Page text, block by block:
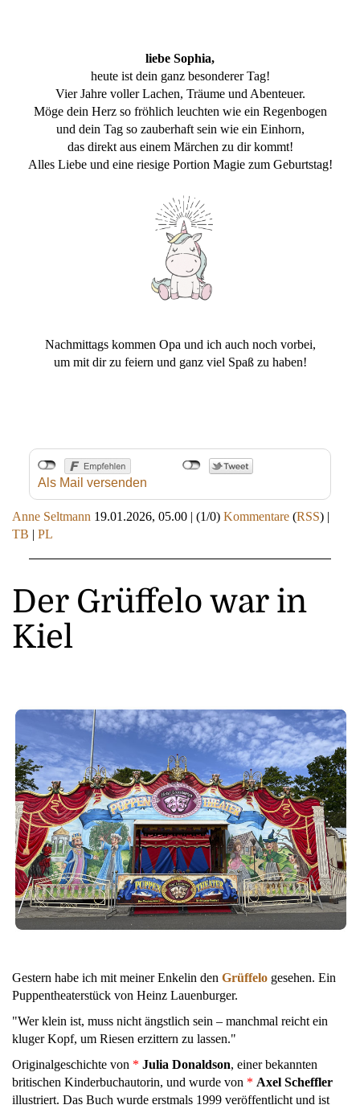
liebe Sophia,
heute ist dein ganz besonderer Tag!
Vier Jahre voller Lachen, Träume und Abenteuer.
Möge dein Herz so fröhlich leuchten wie ein Regenbogen
und dein Tag so zauberhaft sein wie ein Einhorn,
das direkt aus einem Märchen zu dir kommt!
Alles Liebe und eine riesige Portion Magie zum Geburtstag!
Nachmittags kommen Opa und ich auch noch vorbei,
um mit dir zu feiern und ganz viel Spaß zu haben!
Als Mail versenden
Anne Seltmann 19.01.2026, 05.00 | (1/0) Kommentare (RSS) |
TB | PL
Der Grüffelo war in
Kiel
Gestern habe ich mit meiner Enkelin den Grüffelo gesehen. Ein
Puppentheaterstück von Heinz Lauenburger.
"Wer klein ist, muss nicht ängstlich sein – manchmal reicht ein
kluger Kopf, um Riesen erzittern zu lassen."
Originalgeschichte von * Julia Donaldson, einer bekannten
britischen Kinderbuchautorin, und wurde von * Axel Scheffler
illustriert. Das Buch wurde erstmals 1999 veröffentlicht und ist